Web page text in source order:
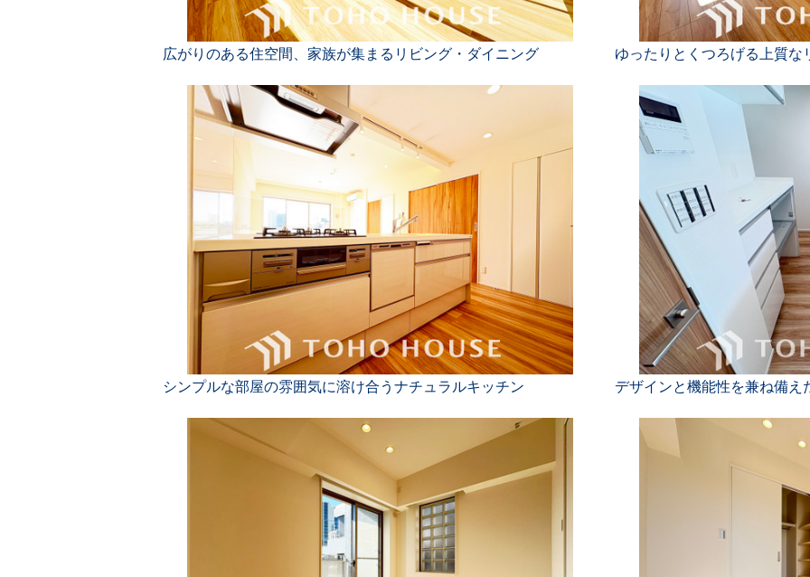
広がりのある住空間、家族が集まるリビング・ダイニング ゆったりとくつろげる上質な
シンプルな部屋の雰囲気に溶け合うナチュラルキッチン デザインと機能性を兼ね備え